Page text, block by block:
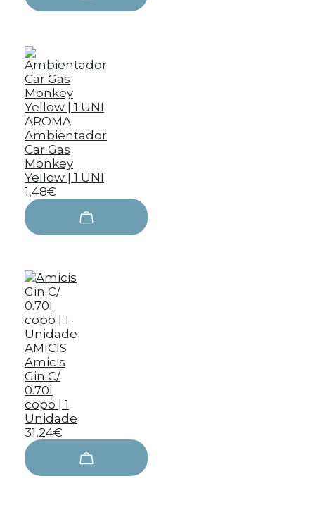
AROMA
Ambientador
Car Gas
Monkey
Yellow | 1 UNI
1,48€
AMICIS
Amicis
Gin C/
0.70l
copo | 1
Unidade
31,24€